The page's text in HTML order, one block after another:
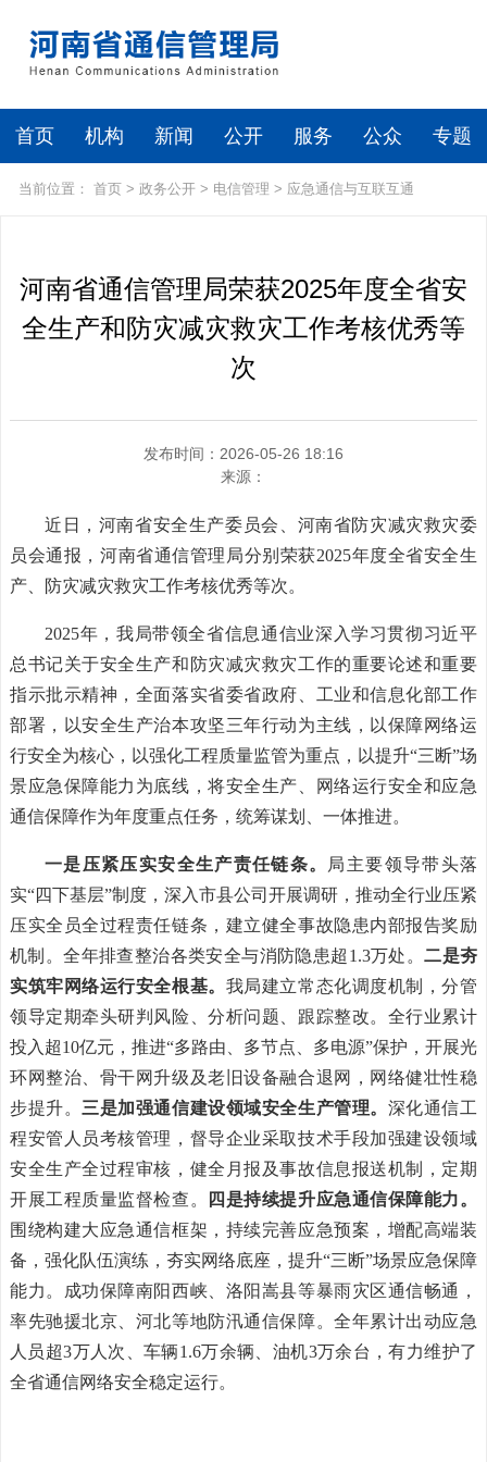
首页 机构 新闻 公开 服务 公众 专题
当前位置： 首页> 政务公开> 电信管理 > 应急通信与互联互通
河南省通信管理局荣获2025年度全省安
全生产和防灾减灾救灾工作考核优秀等
次
发布时间：2026-05-26 18:16
来源：
近日，河南省安全生产委员会、河南省防灾减灾救灾委
员会通报，河南省通信管理局分别荣获2025年度全省安全生
产、防灾减灾救灾工作考核优秀等次。
2025年，我局带领全省信息通信业深入学习贯彻习近平
总书记关于安全生产和防灾减灾救灾工作的重要论述和重要
指示批示精神，全面落实省委省政府、工业和信息化部工作
部署，以安全生产治本攻坚三年行动为主线，以保障网络运
行安全为核心，以强化工程质量监管为重点，以提升“三断”场
景应急保障能力为底线，将安全生产、网络运行安全和应急
通信保障作为年度重点任务，统筹谋划、一体推进。
一是压紧压实安全生产责任链条。 局主要领导带头落
实“四下基层”制度，深入市县公司开展调研，推动全行业压紧
压实全员全过程责任链条，建立健全事故隐患内部报告奖励
机制。全年排查整治各类安全与消防隐患超1.3万处。二是夯
实筑牢网络运行安全根基。 我局建立常态化调度机制，分管
领导定期牵头研判风险、分析问题、跟踪整改。全行业累计
投入超10亿元，推进“多路由、多节点、多电源”保护，开展光
环网整治、骨干网升级及老旧设备融合退网，网络健壮性稳
步提升。 三是加强通信建设领域安全生产管理。 深化通信工
程安管人员考核管理，督导企业采取技术手段加强建设领域
安全生产全过程审核，健全月报及事故信息报送机制，定期
开展工程质量监督检查。
四是持续提升应急通信保障能力。
围绕构建大应急通信框架，持续完善应急预案，增配高端装
备，强化队伍演练，夯实网络底座，提升“三断”场景应急保障
能力。成功保障南阳西峡、洛阳嵩县等暴雨灾区通信畅通，
率先驰援北京、河北等地防汛通信保障。全年累计出动应急
人员超3万人次、车辆1.6万余辆、油机3万余台，有力维护了
全省通信网络安全稳定运行。